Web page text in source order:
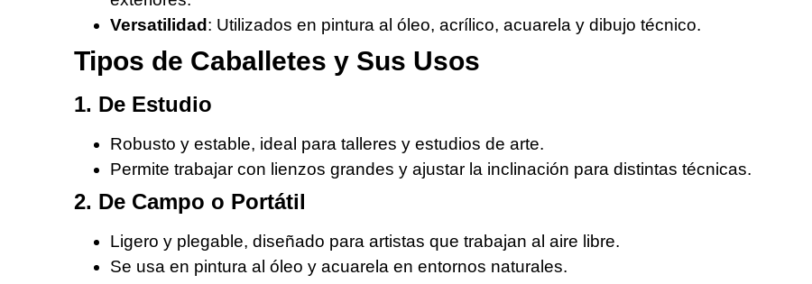
Versatilidad : Utilizados en pintura al óleo, acrílico, acuarela y dibujo técnico.
Tipos de Caballetes y Sus Usos
1. De Estudio
Robusto y estable, ideal para talleres y estudios de arte.
Permite trabajar con lienzos grandes y ajustar la inclinación para distintas técnicas.
2. De Campo o Portátil
Ligero y plegable, diseñado para artistas que trabajan al aire libre.
Se usa en pintura al óleo y acuarela en entornos naturales.